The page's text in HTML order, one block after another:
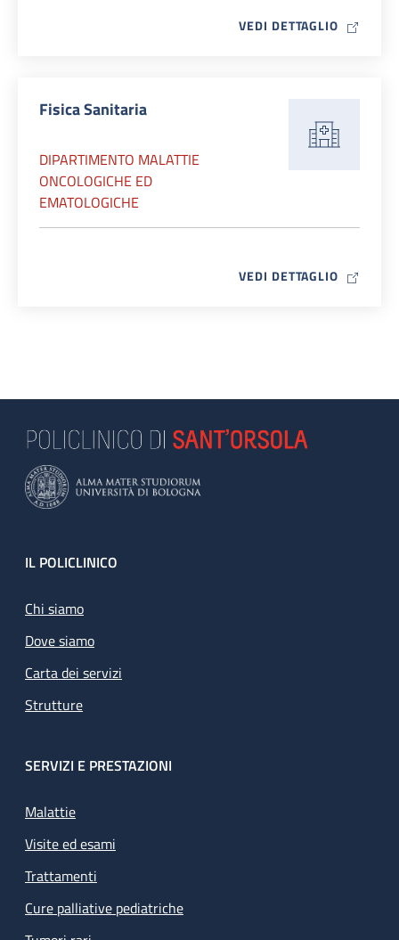
VEDI DETTAGLIO MAP ICON
Fisica Sanitaria
DIPARTIMENTO MALATTIE
ONCOLOGICHE ED
EMATOLOGICHE
VEDI DETTAGLIO MAP ICON
Footer
IL POLICLINICO
Chi siamo
Dove siamo
Carta dei servizi
Strutture
SERVIZI E PRESTAZIONI
Malattie
Visite ed esami
Trattamenti
Cure palliative pediatriche